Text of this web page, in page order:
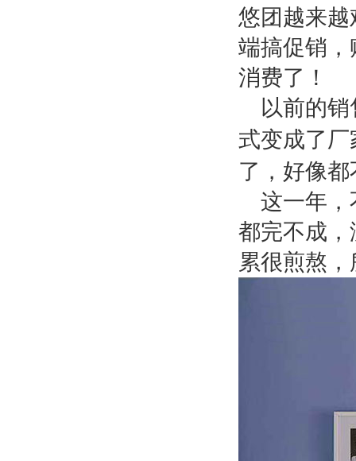
悠团越来
端搞促销
消费了！
以前的
式变成了厂
了，好像
这一年，
都完不成
累很煎熬